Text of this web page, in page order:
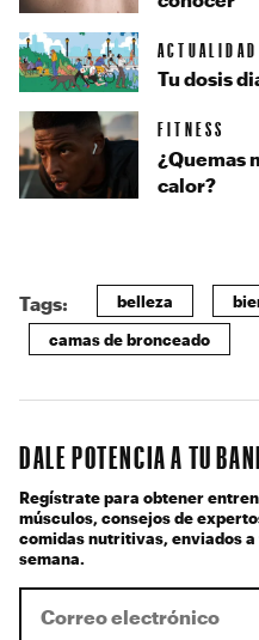
ACTUALIDAD
Tu dosis
FITNESS
¿Quemas
calor?
Tags: belleza
camas de bronceado
DALE POTENCIA A TU
Regístrate para obtener
músculos, consejos de
comidas nutritivas, enviados
semana.